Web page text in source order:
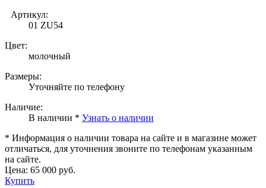
Артикул:
01 ZU54
Цвет:
молочный
Размеры:
Уточняйте по телефону
Наличие:
В наличии * Узнать о наличии
* Информация о наличии товара на сайте и в магазине может
отличаться, для уточнения звоните по телефонам указанным
на сайте.
Цена: 65 000 руб.
Купить